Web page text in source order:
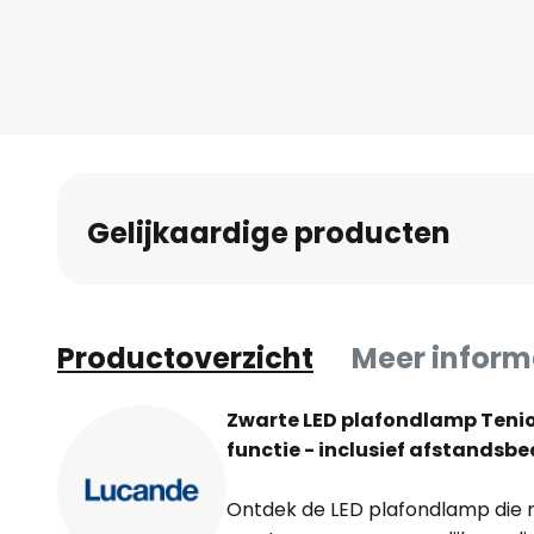
Gelijkaardige producten
Productoverzicht Meer
Zwarte LED plafondlamp
functie - inclusief
Ontdek de LED plafondlamp